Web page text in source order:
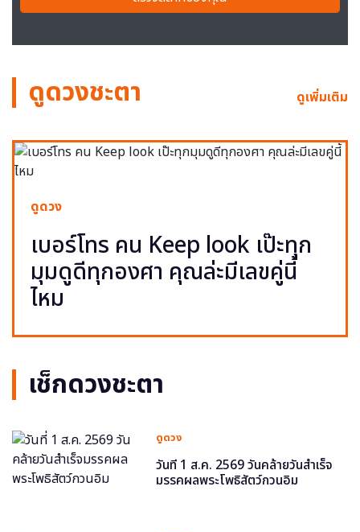
ดูดวงชะตา ดูเพิ่มเติม
ดูดวง
เบอร์โทร คน Keep look เป๊ะทุก
มุมดูดีทุกองศา คุณล่ะมีเลขคู่นี้
ไหม
เช็กดวงชะตา
ดูดวง
วันที่ 1 ส.ค. 2569 วันคล้ายวันสำเร็จ
มรรคผลพระโพธิสัตว์กวนอิม